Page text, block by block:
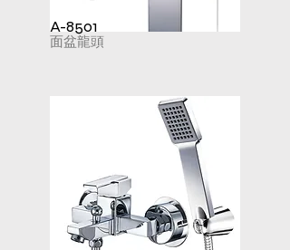
A-8501
面盆龍頭